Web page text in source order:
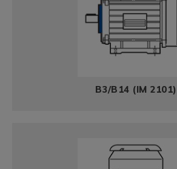
B3/B14 (IM 2101)